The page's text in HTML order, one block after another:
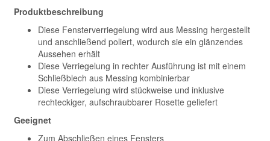
Produktbeschreibung
Diese Fensterverriegelung wird aus Messing hergestellt
und anschließend poliert, wodurch sie ein glänzendes
Aussehen erhält
Diese Verriegelung in rechter Ausführung ist mit einem
Schließblech aus Messing kombinierbar
Diese Verriegelung wird stückweise und inklusive
rechteckiger, aufschraubbarer Rosette geliefert
Geeignet
Zum Abschließen eines Fensters